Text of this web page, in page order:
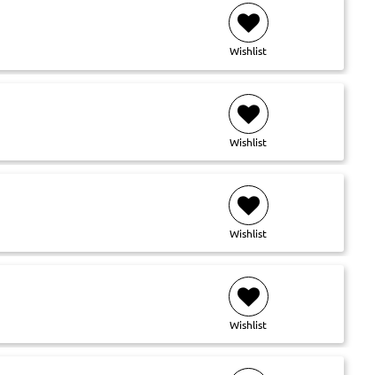
Wishlist
Wishlist
Wishlist
Wishlist